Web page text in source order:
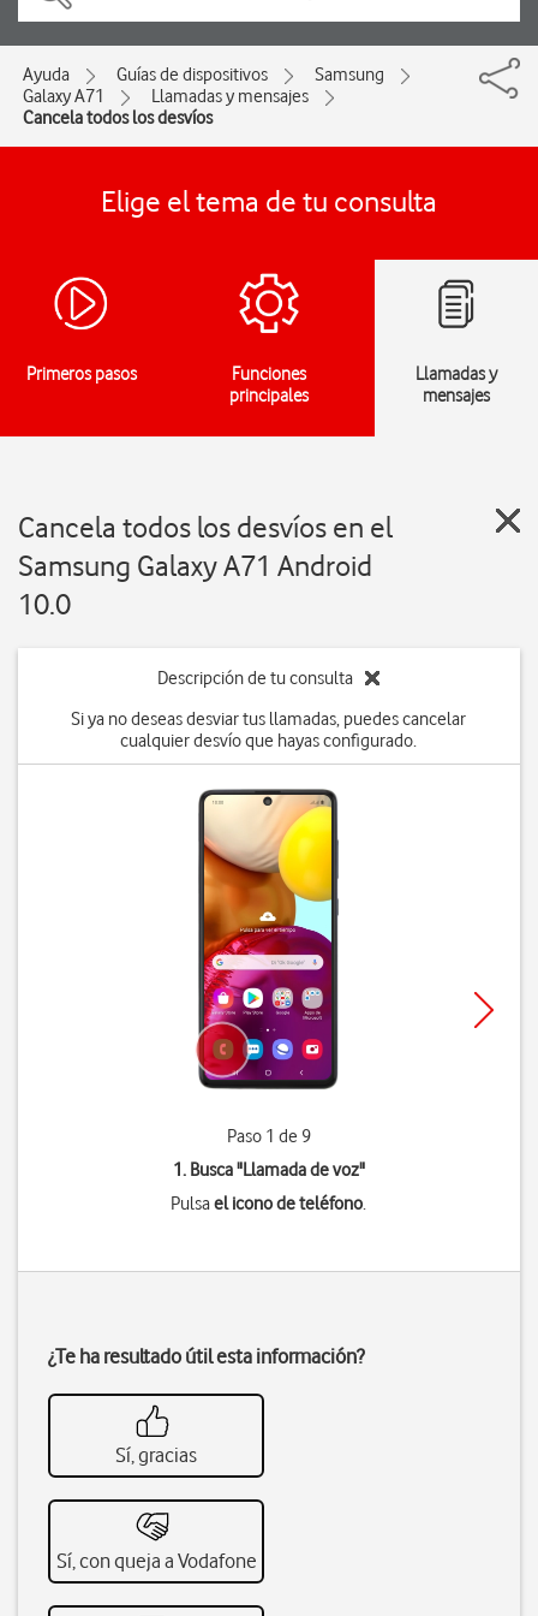
Ayuda Guías de dispositivos
Samsung
Galaxy A71
Llamadas y mensajes
Cancela todos los desvíos
Elige el tema de tu consulta
Primeros pasos
Funciones
principales
Llamadas y
mensajes
Cancela todos los desvíos en el
Samsung Galaxy A71 Android
10.0
Descripción de tu consulta
Si ya no deseas desviar tus llamadas, puedes cancelar
cualquier desvío que hayas configurado.
Paso 1 de 9
1. Busca "Llamada de voz"
Pulsael icono de teléfono.
¿Te ha resultado útil esta información?
Sí, gracias
Sí, con queja a Vodafone